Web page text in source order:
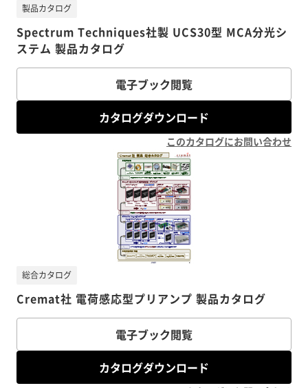
Spectrum Techniques社製 UCS30型 MCA分光シ
ステム 製品カタログ
製品カタログ
電子ブック閲覧
カタログダウンロード
このカタログにお問い合わせ
Cremat社 電荷感応型プリアンプ 製品カタログ
総合カタログ
電子ブック閲覧
カタログダウンロード